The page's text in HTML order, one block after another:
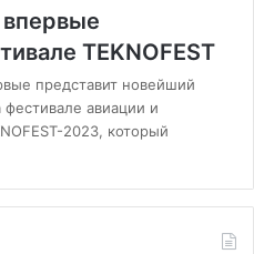
TEKNOFEST
представит новейший
авиации и
2023, который